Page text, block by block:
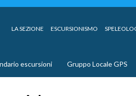
LA SEZIONE ESCURSIONISMO
escursioni Gruppo Locale GPS